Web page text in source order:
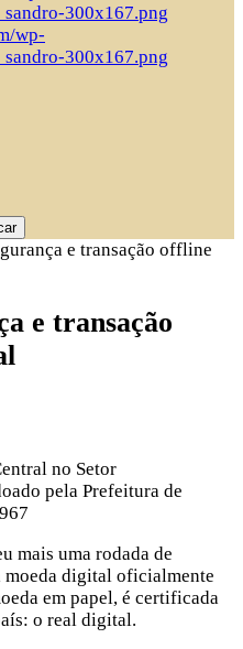
e transação offline
e transação
no Setor
pela Prefeitura de
mais uma rodada de
moeda digital oficialmente
em papel, é certificada
o real digital.